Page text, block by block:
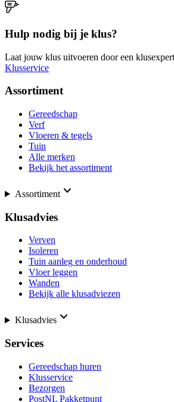
Hulp nodig bij je klus?
Laat jouw klus uitvoeren door een
Klusservice
Assortiment
Gereedschap
Verf
Vloeren & tegels
Tuin
Alle merken
Bekijk het assortiment
Assortiment
Klusadvies
Verven
Isoleren
Tuin aanleg en onderhoud
Vloer leggen
Wanden
Bekijk alle klusadviezen
Klusadvies
Services
Gereedschap huren
Klusservice
Bezorgen
PostNL Pakketpunt